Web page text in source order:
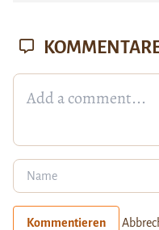
Kommentieren